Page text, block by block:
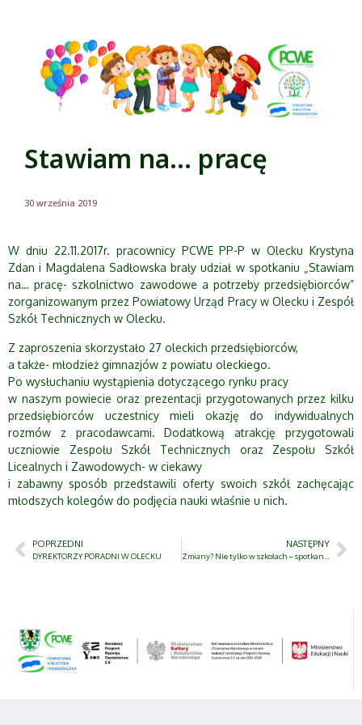
Stawiam na… pracę
30 września 2019
W dniu 22.11.2017r. pracownicy PCWE PP-P w Olecku Krystyna
Zdan i Magdalena Sadłowska brały udział w spotkaniu „Stawiam
na… pracę- szkolnictwo zawodowe a potrzeby przedsiębiorców”
zorganizowanym przez Powiatowy Urząd Pracy w Olecku i Zespół
Szkół Technicznych w Olecku.
Z zaproszenia skorzystało 27 oleckich przedsiębiorców,
a także- młodzież gimnazjów z powiatu oleckiego.
Po wysłuchaniu wystąpienia dotyczącego rynku pracy
w naszym powiecie oraz prezentacji przygotowanych przez kilku
przedsiębiorców uczestnicy mieli okazję do indywidualnych
rozmów z pracodawcami. Dodatkową atrakcję przygotowali
uczniowie Zespołu Szkół Technicznych oraz Zespołu Szkół
Licealnych i Zawodowych- w ciekawy
i zabawny sposób przedstawili oferty swoich szkół zachęcając
młodszych kolegów do podjęcia nauki właśnie u nich.
POPRZEDNI
DYREKTORZY PORADNI W OLECKU
NASTĘPNY